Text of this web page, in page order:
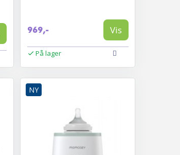
969,- Vis
På lager
NY